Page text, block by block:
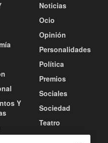
Y
Noticias
Ocio
Opinión
Personalidades
Política
Premios
Sociales
Sociedad
Teatro
Tecnología